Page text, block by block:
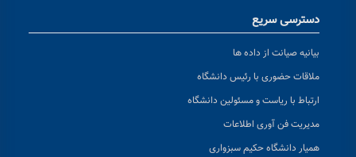
دسترسی سریع
بیانیه صیانت از داده ها
ملاقات حضوری با رئیس دانشگاه
ارتباط با ریاست و مسئولین دانشگاه
مدیریت فن آوری اطلاعات
همیار دانشگاه حکیم سبزواری